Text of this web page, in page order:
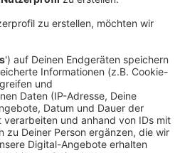
Genau hier setzt
Emotioversum an: Es
dabei, ihre Emotionen
zu verarbeiten.
Gefühlen oft allein